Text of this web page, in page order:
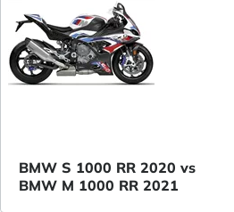
BMW S 1000 RR 2020 vs
BMW M 1000 RR 2021